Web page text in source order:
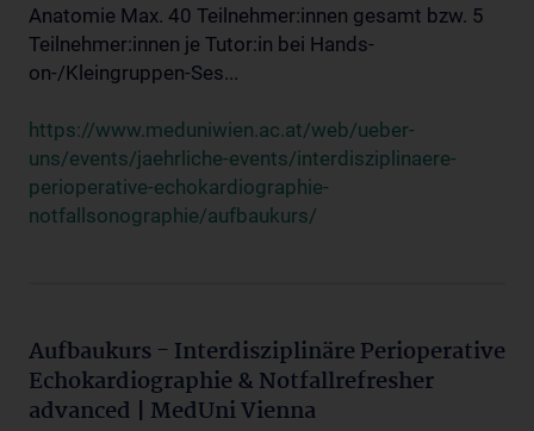
Anatomie Max. 40 Teilnehmer:innen gesamt bzw. 5
Teilnehmer:innen je Tutor:in bei Hands-
on-/Kleingruppen-Ses...
https://www.meduniwien.ac.at/web/ueber-
uns/events/jaehrliche-events/interdisziplinaere-
perioperative-echokardiographie-
notfallsonographie/aufbaukurs/
Aufbaukurs - Interdisziplinäre Perioperative
Echokardiographie & Notfallrefresher
advanced | MedUni Vienna